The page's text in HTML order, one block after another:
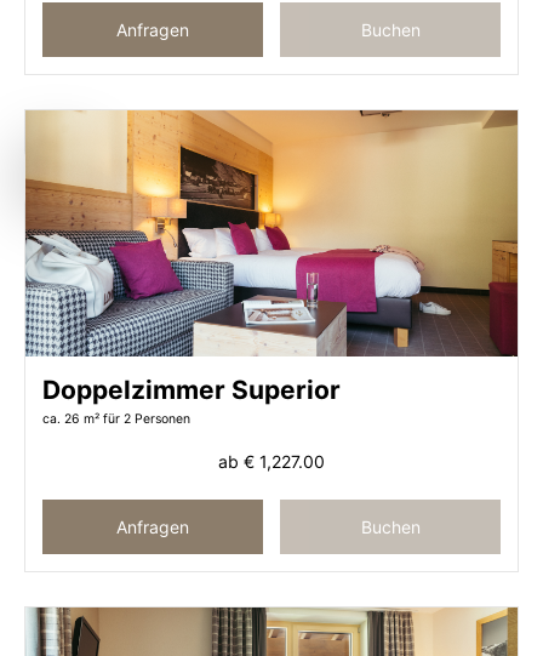
Anfragen Buchen
Doppelzimmer Superior
ca. 26 m² für 2 Personen
ab € 1,227.00
Anfragen Buchen